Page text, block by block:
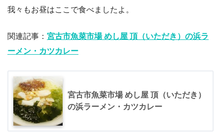
我々もお昼はここで食べましたよ。
関連記事： 宮古市魚菜市場 めし屋 頂（いただき）の浜ラ
ーメン・カツカレー
宮古市魚菜市場 めし屋 頂（いただき）
の浜ラーメン・カツカレー